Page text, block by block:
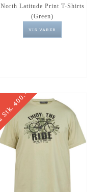
North Latitude Print T-Shirts
(Green)
VIS VARER
2 Stk. 400.-